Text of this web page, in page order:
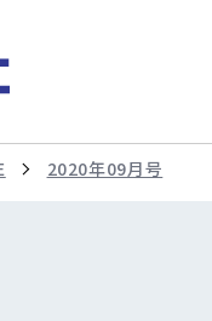
2020年09月号